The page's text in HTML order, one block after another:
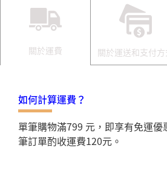
關於運費 關於運送和支付方
如何計算運費？
單筆購物滿799 元，即享有免運
筆訂單酌收運費120元。